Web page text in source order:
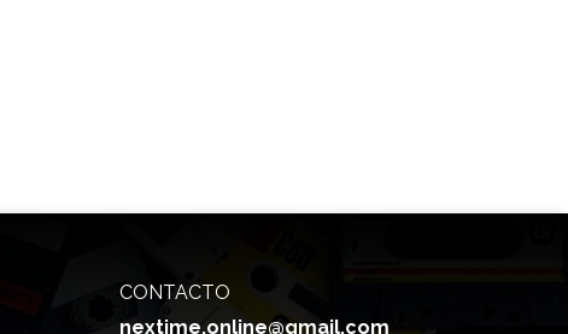
CONTACTO
nextime.online@gmail.com